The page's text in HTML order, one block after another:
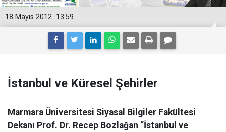
13:59
18 Mayıs 2012
İstanbul ve Küresel Şehirler
Marmara Üniversitesi Siyasal Bilgiler Fakültesi
Dekanı Prof. Dr. Recep Bozlağan “İstanbul ve